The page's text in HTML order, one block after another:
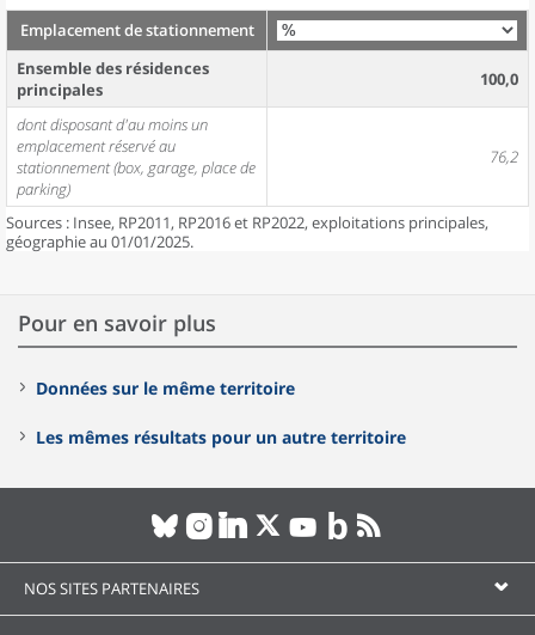
Emplacement de stationnement
Ensemble des résidences
principales
100,0
dont disposant d'au moins un
emplacement réservé au
stationnement (box, garage, place de
parking)
76,2
Sources : Insee, RP2011, RP2016 et RP2022, exploitations principales,
géographie au 01/01/2025.
Pour en savoir plus
Données sur le même territoire
Les mêmes résultats pour un autre territoire
NOS SITES PARTENAIRES